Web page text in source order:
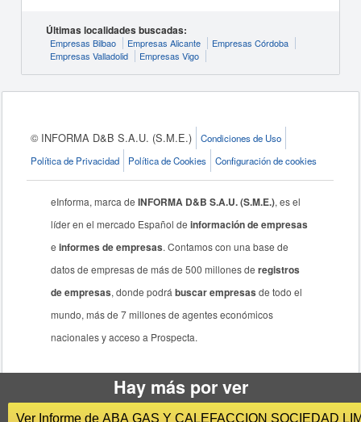
Últimas localidades buscadas:
Empresas Bilbao Empresas Alicante
Empresas Córdoba
Empresas Valladolid
Empresas Vigo
© INFORMA D&B S.A.U. (S.M.E.)
Condiciones de Uso
Política de Privacidad
Política de Cookies Configuración de cookies
eInforma, marca deINFORMA D&B S.A.U. (S.M.E.), es el
líder en el mercado Español deinformación de empresas
einformes de empresas. Contamos con una base de
datos de empresas de más de 500 millones deregistros
de empresas, donde podrábuscar empresas de todo el
mundo, más de 7 millones de agentes económicos
nacionales y acceso a Prospecta.
Hay más por ver
Ver Informe de ABA GAS Y CALEFACCION SOCIEDAD